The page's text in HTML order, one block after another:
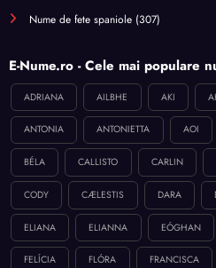
Nume de fete spaniole (307)
E-Nume.ro - Cele mai populare
ADRIANA AILBHE AKI
ANTONIA ANTONIETTA AOI
BÉLA CALLISTO CARLIN
CODY CÆLESTIS DARA
ELIANA ELIANNA EÓGHAN
FELÍCIA FLÓRA FRANCISCA